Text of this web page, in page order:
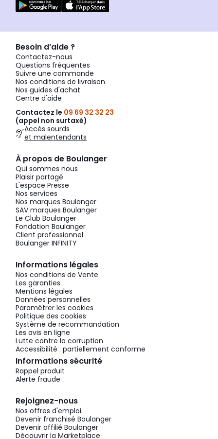
Besoin d’aide ?
Contactez-nous
Questions fréquentes
Suivre une commande
Nos conditions de livraison
Nos guides d'achat
Centre d'aide
Contactez le 09 69 32 32 23
(appel non surtaxé)
Accès sourds
et malentendants
À propos de Boulanger
Qui sommes nous
Plaisir partagé
L'espace Presse
Nos services
Nos marques Boulanger
SAV marques Boulanger
Le Club Boulanger
Fondation Boulanger
Client professionnel
Boulanger INFINITY
Informations légales
Nos conditions de Vente
Les garanties
Mentions légales
Données personnelles
Paramétrer les cookies
Politique des cookies
Système de recommandation
Les avis en ligne
Lutte contre la corruption
Accessibilité : partiellement conforme
Informations sécurité
Rappel produit
Alerte fraude
Rejoignez-nous
Nos offres d'emploi
Devenir franchisé Boulanger
Devenir affilié Boulanger
Découvrir la Marketplace